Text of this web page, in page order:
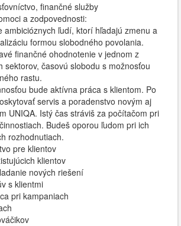
finančné služby
a zodpovednosti:
ambicióznych ľudí, ktorí hľadajú zmenu a
formou slobodného povolania.
finančné ohodnotenie v jednom z
sektorov, časovú slobodu s možnosťou
rastu.
bude aktívna práca s klientom. Po
servis a poradenstvo novým aj
UNIQA. Istý čas stráviš za počítačom pri
Budeš oporou ľudom pri ich
rozhodnutiach.
pre klientov
klientov
nových riešení
s klientmi
pri kampaniach